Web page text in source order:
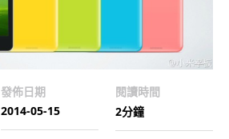
發佈日期
2014-05-15
閱讀時間
2分鐘